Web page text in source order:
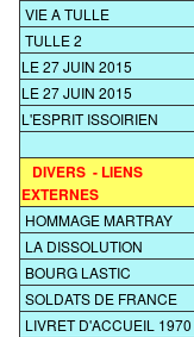
VIE A TULLE
TULLE 2
LE 27 JUIN 2015
LE 27 JUIN 2015
L'ESPRIT ISSOIRIEN
DIVERS - LIENS
EXTERNES
HOMMAGE MARTRAY
LA DISSOLUTION
BOURG LASTIC
SOLDATS DE FRANCE
LIVRET D'ACCUEIL 1970